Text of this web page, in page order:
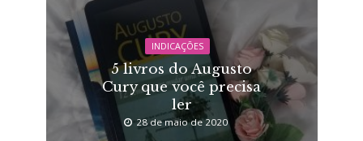
INDICAÇÕES
5 livros do Augusto
Cury que você precisa
ler
28 de maio de 2020